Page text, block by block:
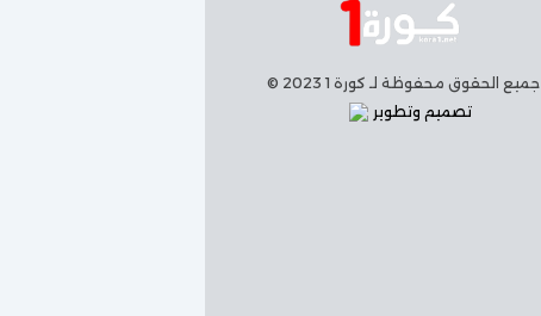
جميع الحقوق محفوظة لـ كورة 1 2023 ©
تصميم وتطوير